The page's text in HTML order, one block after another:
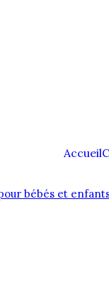
Accueil
bébés et